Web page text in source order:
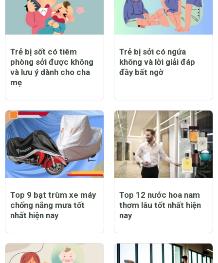
Trẻ bị sốt có tiêm
phòng sởi được không
và lưu ý dành cho cha
mẹ
Trẻ bị sởi có ngứa
không và lời giải đáp
đầy bất ngờ
Top 9 bạt trùm xe máy
chống nắng mưa tốt
nhất hiện nay
Top 12 nước hoa nam
thơm lâu tốt nhất hiện
nay